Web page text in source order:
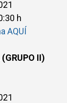
h
AQUÍ
II)